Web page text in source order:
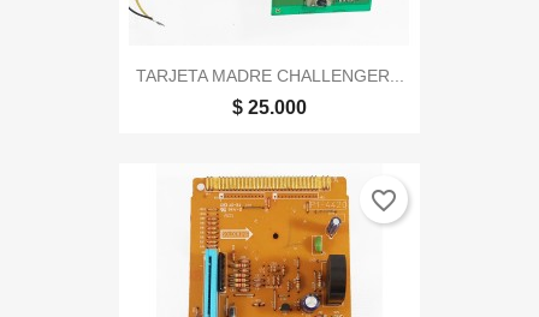
TARJETA MADRE CHALLENGER...
$ 25.000
favorite_border